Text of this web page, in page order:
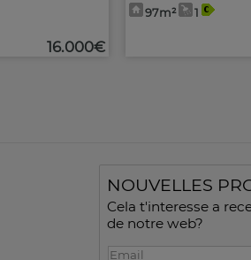
16.000€
97m² 1
NOUVELLES
Cela t'interesse a
de notre web?